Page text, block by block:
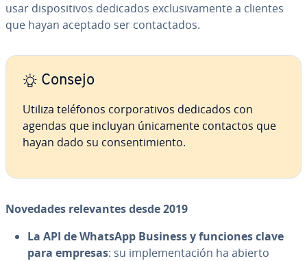
usar di­s­po­si­ti­vos dedicados ex­clu­si­va­me­n­te a clientes
que hayan aceptado ser co­n­ta­c­ta­dos.
Consejo
Utiliza teléfonos co­r­po­ra­ti­vos dedicados con
agendas que incluyan úni­ca­me­n­te contactos que
hayan dado su co­n­se­n­ti­mie­n­to.
Novedades re­le­va­n­tes desde 2019
La API de WhatsApp Business y funciones clave
para empresas: su im­ple­me­n­ta­ción ha abierto